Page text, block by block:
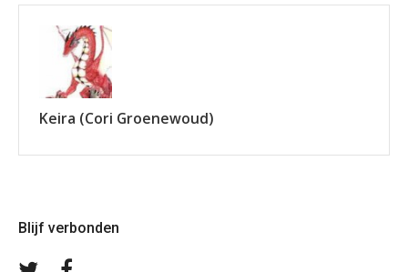
Keira (Cori Groenewoud)
Blijf verbonden
Volg